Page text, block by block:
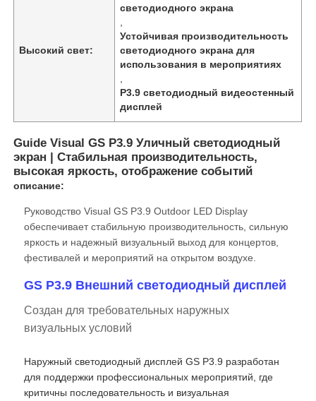
Домой
Продукты
Видео
Высокий свет:
светодиодного экрана
Устойчивая производительность
светодиодного экрана для
использования в мероприятиях
P3.9 светодиодный видеостенный
дисплей
Guide Visual GS P3.9 Уличный светодиодный
экран | Стабильная производительность,
высокая яркость, отображение событий
описание:
Руководство Visual GS P3.9 Outdoor LED Display
обеспечивает стабильную производительность, сильную
яркость и надежный визуальный выход для концертов,
фестивалей и мероприятий на открытом воздухе.
GS P3.9 Внешний светодиодный дисплей
Создан для требовательных наружных
визуальных условий
Наружный светодиодный дисплей GS P3.9 разработан
для поддержки профессиональных мероприятий, где
критичны последовательность и визуальная